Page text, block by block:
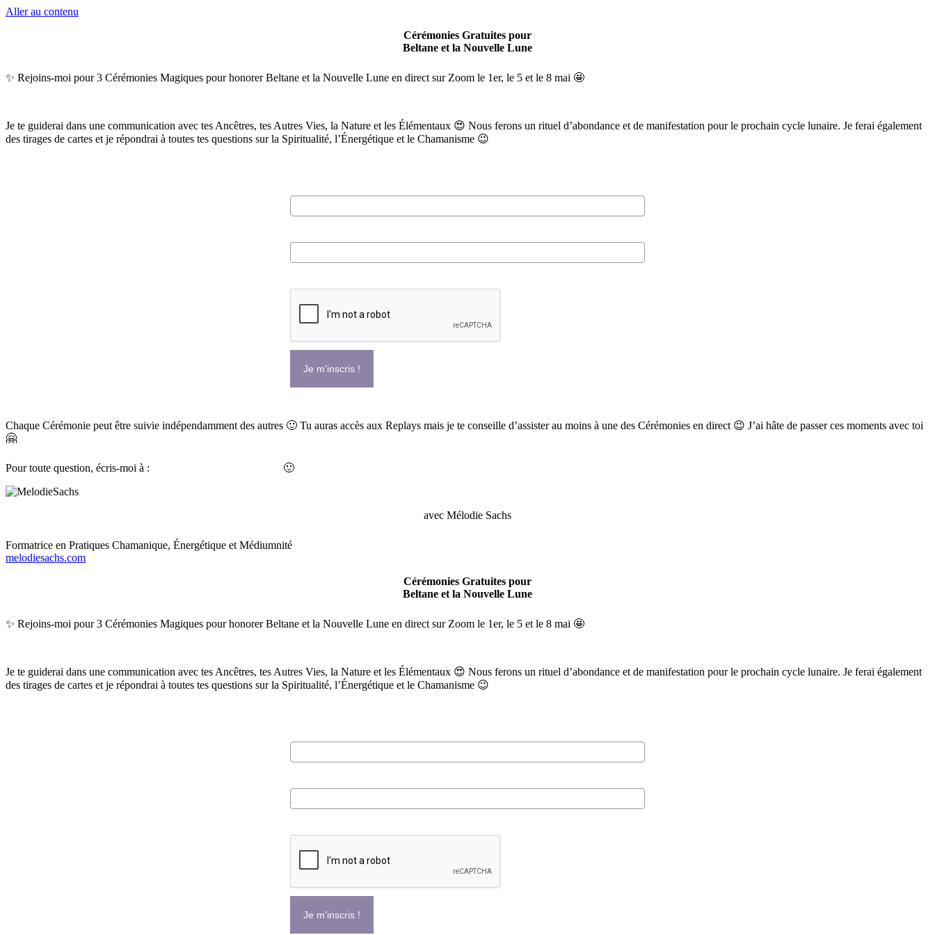
Aller au contenu
Cérémonies Gratuites pour
Beltane et la Nouvelle Lune
✨ Rejoins-moi pour 3 Cérémonies Magiques pour honorer Beltane et la Nouvelle Lune en direct sur Zoom le 1er, le 5 et le 8 mai 🤩
Je te guiderai dans une communication avec tes Ancêtres, tes Autres Vies, la Nature et les Élémentaux 😍 Nous ferons un rituel d’abondance et de manifestation pour le prochain cycle lunaire. Je ferai également
des tirages de cartes et je répondrai à toutes tes questions sur la Spiritualité, l’Énergétique et le Chamanisme 😉
Je m'inscris !
Chaque Cérémonie peut être suivie indépendamment des autres 🙂 Tu auras accès aux Replays mais je te conseille d’assister au moins à une des Cérémonies en direct 😉 J’ai hâte de passer ces moments avec toi
🤗
Pour toute question, écris-moi à : 🙂
avec Mélodie Sachs
Formatrice en Pratiques Chamanique, Énergétique et Médiumnité
melodiesachs.com
Cérémonies Gratuites pour
Beltane et la Nouvelle Lune
✨ Rejoins-moi pour 3 Cérémonies Magiques pour honorer Beltane et la Nouvelle Lune en direct sur Zoom le 1er, le 5 et le 8 mai 🤩
Je te guiderai dans une communication avec tes Ancêtres, tes Autres Vies, la Nature et les Élémentaux 😍 Nous ferons un rituel d’abondance et de manifestation pour le prochain cycle lunaire. Je ferai également
des tirages de cartes et je répondrai à toutes tes questions sur la Spiritualité, l’Énergétique et le Chamanisme 😉
Je m'inscris !